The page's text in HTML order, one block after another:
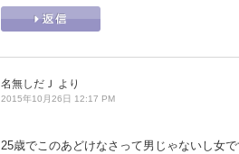
名無しだＪ より
2015年10月26日 12:17 PM
25歳でこのあどけなさって男じゃないし女で